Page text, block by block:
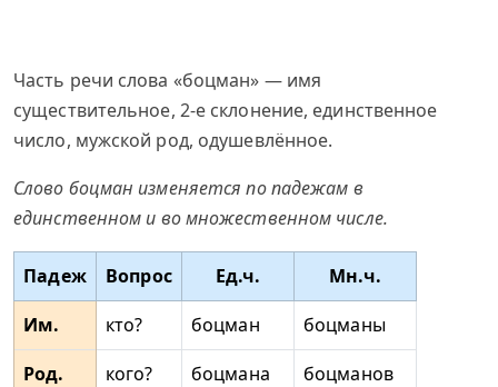
Часть речи слова «боцман» — имя
существительное, 2-е склонение, единственное
число, мужской род, одушевлённое.
Слово боцман изменяется по падежам в
единственном и во множественном числе.
Падеж Вопрос Ед.ч.
Мн.ч.
Им.
кто? боцман
боцманы
Род.
кого? боцмана
боцманов